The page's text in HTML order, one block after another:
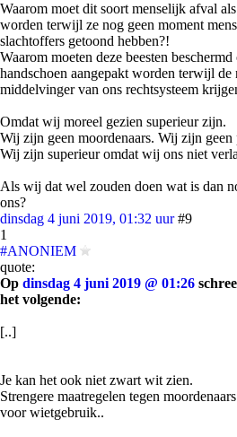
Waarom moet dit soort menselijk afval
worden terwijl ze nog geen moment
slachtoffers getoond hebben?!
Waarom moeten deze beesten
handschoen aangepakt worden terwijl de
middelvinger van ons rechtsysteem
Omdat wij moreel gezien superieur zijn.
Wij zijn geen moordenaars. Wij zijn geen
Wij zijn superieur omdat wij ons niet
Als wij dat wel zouden doen wat is dan
ons?
dinsdag 4 juni 2019, 01:32 uur #9
1
#ANONIEM
quote:
Op dinsdag 4 juni 2019 @ 01:26
het volgende:
[..]
Je kan het ook niet zwart wit zien.
Strengere maatregelen tegen
voor wietgebruik..